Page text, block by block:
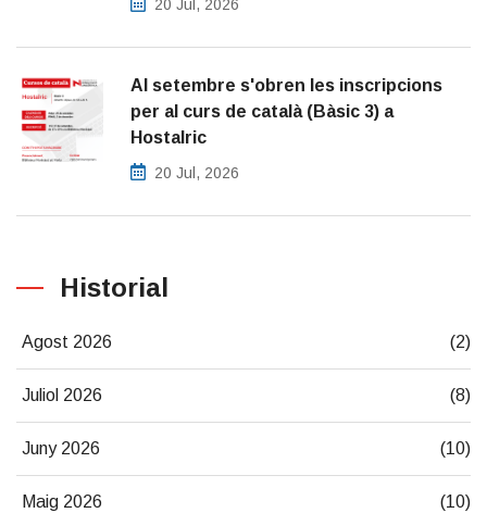
20 Jul, 2026
Al setembre s'obren les inscripcions
per al curs de català (Bàsic 3) a
Hostalric
20 Jul, 2026
Historial
Agost 2026 (2)
Juliol 2026 (8)
Juny 2026 (10)
Maig 2026 (10)